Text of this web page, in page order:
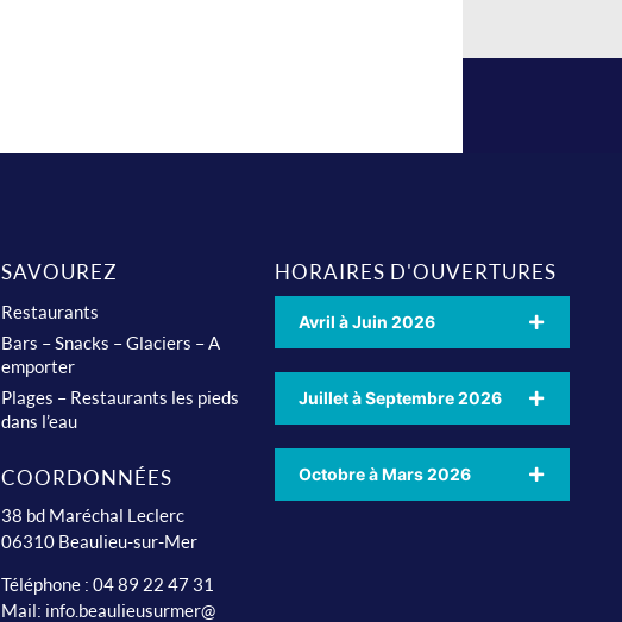
SAVOUREZ
Restaurants
Bars – Snacks – Glaciers – A
emporter
Plages – Restaurants les pieds
dans l’eau
COORDONNÉES
38 bd Maréchal Leclerc
06310 Beaulieu-sur-Mer
Téléphone : 04 89 22 47 31
Mail: info.beaulieusurmer@
HORAIRES D'OUVERTURES
Avril à Juin 2026
Juillet à Septembre 2026
Octobre à Mars 2026